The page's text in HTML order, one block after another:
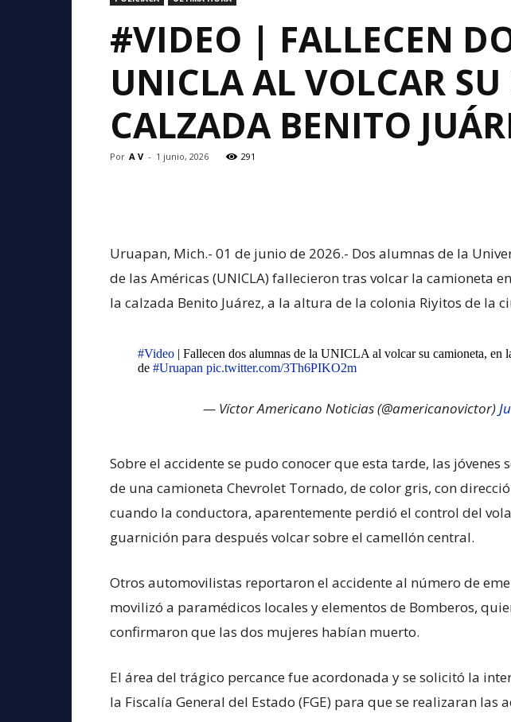
#VIDEO | FALLECEN
UNICLA AL VOLCAR
CALZADA BENITO
Por A V - 1 junio, 2026 291
Uruapan, Mich.- 01 de junio de 2026.- Dos alumnas de la
de las Américas (UNICLA) fallecieron tras volcar la camioneta
la calzada Benito Juárez, a la altura de la colonia Riyitos de la
#Video| Fallecen dos alumnas de la UNICLA al volcar su camioneta, en
de #Uruapan pic.twitter.com/3Th6PIKO2m
— Víctor Americano Noticias (@americanovictor)
Sobre el accidente se pudo conocer que esta tarde, las jóvenes
de una camioneta Chevrolet Tornado, de color gris, con
cuando la conductora, aparentemente perdió el control del
guarnición para después volcar sobre el camellón central.
Otros automovilistas reportaron el accidente al número de
movilizó a paramédicos locales y elementos de Bomberos,
confirmaron que las dos mujeres habían muerto.
El área del trágico percance fue acordonada y se solicitó la
la Fiscalía General del Estado (FGE) para que se realizaran las